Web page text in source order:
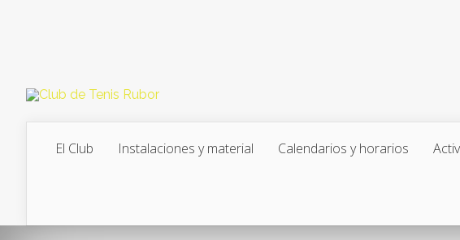
El Club Instalaciones y material Calendarios y horarios